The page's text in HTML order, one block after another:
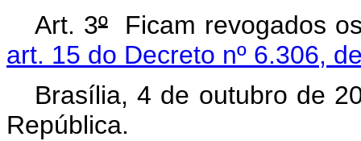
Art. 3ºFicam revogados
art. 15 do Decreto nº 6.306,
Brasília, 4 de outubro de
República.